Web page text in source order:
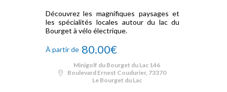
Découvrez les magnifiques paysages et
les spécialités locales autour du lac du
Bourget à vélo électrique.
À partir de 80.00€
Minigolf du Bourget du Lac 146
Boulevard Ernest Coudurier, 73370
Le Bourget du Lac